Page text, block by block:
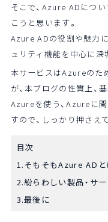
そこで、Azure ADにつ
こうと思います。
Azure ADの役割や魅力
ュリティ機能を中心に深
本サービスはAzureのた
が、本ブログの性質上、
Azureを使う、Azureに
すので、しっかり押さえ
目次
1.そもそもAzure ADと
2.紛らわしい製品・サ
3.最後に